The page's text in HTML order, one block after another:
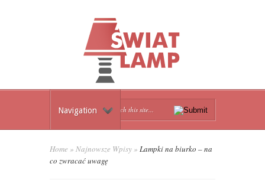
Navigation
Home » Najnowsze Wpisy» Lampki na biurko – na
co zwracać uwagę